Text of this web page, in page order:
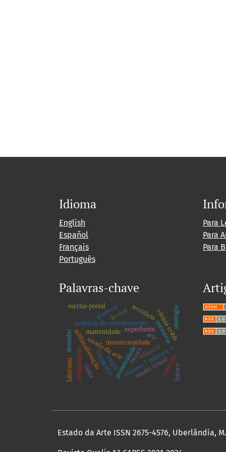
Idioma
English
Español
Français
Português
Para
Para
Para
Palavras-chave
estado da arte
expediente
editorial
poéticas do envolvimento
volume 7 número 1
sublimalienação presentidade
fotografia ensaio visual
maternidade memória
vitória cribb
virtualidade
glamour
monstruosidade
inserção
território usologia
escrita-postal
árvore
linha
desenho
corpo escuta
labirinto futuro
arte
Estado da Arte ISSN 2675-4576, Uberlândia,